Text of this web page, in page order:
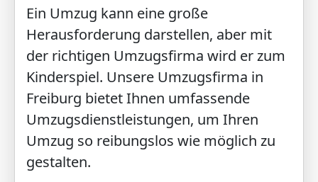
Ein Umzug kann eine große
Herausforderung darstellen, aber mit
der richtigen Umzugsfirma wird er zum
Kinderspiel. Unsere Umzugsfirma in
Freiburg bietet Ihnen umfassende
Umzugsdienstleistungen, um Ihren
Umzug so reibungslos wie möglich zu
gestalten.